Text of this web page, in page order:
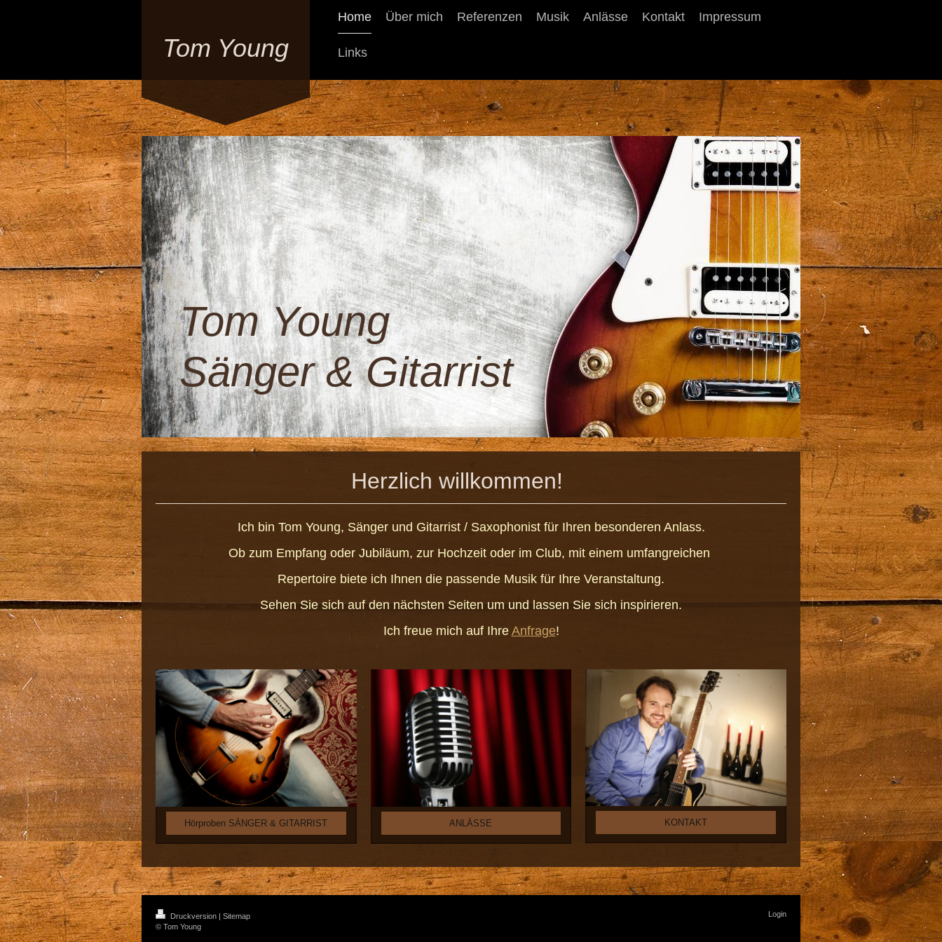
Home Über mich Referenzen Musik Anlässe Kontakt Impressum
Links
Tom Young
Tom Young
Sänger & Gitarrist
Herzlich willkommen!
Ich bin Tom Young, Sänger und Gitarrist / Saxophonist für Ihren besonderen Anlass.
Ob zum Empfang oder Jubiläum, zur Hochzeit oder im Club, mit einem umfangreichen
Repertoire biete ich Ihnen die passende Musik für Ihre Veranstaltung.
Sehen Sie sich auf den nächsten Seiten um und lassen Sie sich inspirieren.
Ich freue mich auf Ihre Anfrage!
Hörproben SÄNGER & GITARRIST ANLÄSSE KONTAKT
Druckversion | Sitemap
© Tom Young
Login